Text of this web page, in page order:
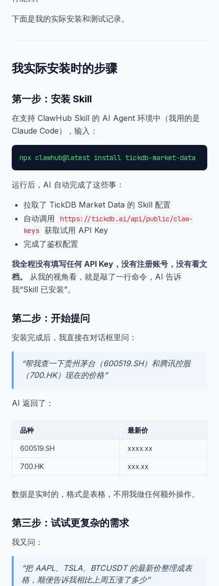
下面是我的实际安装和测试记录。
我实际安装时的步骤
第一步：安装 Skill
在支持 ClawHub Skill 的 AI Agent 环境中（我用的是
Claude Code），输入：
运行后，AI 自动完成了这些事：
拉取了 TickDB Market Data 的 Skill 配置
自动调用
https://tickdb.ai/api/public/claw-
keys
获取试用 API Key
完成了鉴权配置
我全程没有填写任何 API Key，没有注册账号，没有看文
档。
从我的视角看，就是敲了一行命令，AI 告诉
我“Skill 已安装”。
第二步：开始提问
安装完成后，我直接在对话框里问：
“帮我查一下贵州茅台（600519.SH）和腾讯控股
（700.HK）现在的价格”
AI 返回了：
品种 最新价
600519.SH xxxx.xx
700.HK xxx.xx
数据是实时的，格式是表格，不用我做任何额外操作。
第三步：试试更复杂的需求
我又问：
“把 AAPL、TSLA、BTCUSDT 的最新价整理成表
格，顺便告诉我相比上周五涨了多少”